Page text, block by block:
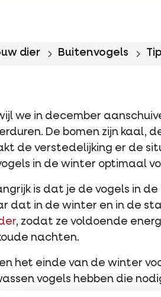
dier Buitenvogels
we in december
De bomen zijn kaal,
de verstedelijking er de
in de winter optimaal
is dat je de vogels in
dat in de winter en in de
, zodat ze voldoende
nachten.
het einde van de winter
vogels hebben die